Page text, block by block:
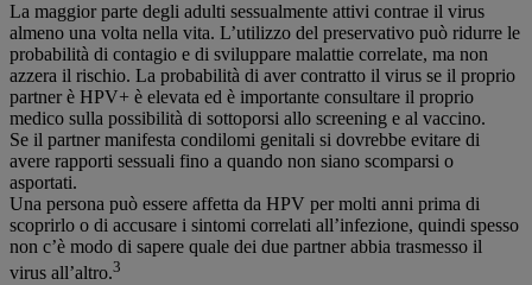
La maggior parte degli adulti sessualmente attivi contrae il virus
almeno una volta nella vita. L’utilizzo del preservativo può ridurre le
probabilità di contagio e di sviluppare malattie correlate, ma non
azzera il rischio. La probabilità di aver contratto il virus se il proprio
partner è HPV+ è elevata ed è importante consultare il proprio
medico sulla possibilità di sottoporsi allo screening e al vaccino.
Se il partner manifesta condilomi genitali si dovrebbe evitare di
avere rapporti sessuali fino a quando non siano scomparsi o
asportati.
Una persona può essere affetta da HPV per molti anni prima di
scoprirlo o di accusare i sintomi correlati all’infezione, quindi spesso
non c’è modo di sapere quale dei due partner abbia trasmesso il
virus all’altro.3